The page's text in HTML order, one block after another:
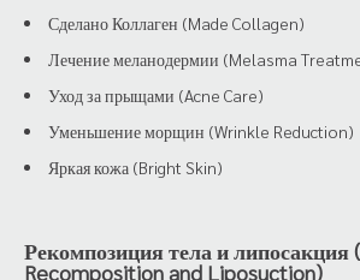
Сделано Коллаген (Made Collagen)
Лечение меланодермии (Melasma
Уход за прыщами (Acne Care)
Уменьшение морщин (Wrinkle Reduction)
Яркая кожа (Bright Skin)
Рекомпозиция тела и липосакция
Recomposition and Liposuction)